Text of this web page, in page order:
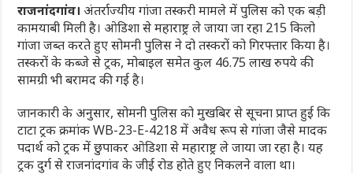
राजनांदगांव। अंतर्राज्यीय गांजा तस्करी मामले में पुलिस को एक बड़ी
कामयाबी मिली है। ओडिशा से महाराष्ट्र ले जाया जा रहा 215 किलो
गांजा जब्त करते हुए सोमनी पुलिस ने दो तस्करों को गिरफ्तार किया है।
तस्करों के कब्जे से ट्रक, मोबाइल समेत कुल 46.75 लाख रुपये की
सामग्री भी बरामद की गई है।
जानकारी के अनुसार, सोमनी पुलिस को मुखबिर से सूचना प्राप्त हुई कि
टाटा ट्रक क्रमांक WB-23-E-4218 में अवैध रूप से गांजा जैसे मादक
पदार्थ को ट्रक में छुपाकर ओडिशा से महाराष्ट्र ले जाया जा रहा है। यह
ट्रक दुर्ग से राजनांदगांव के जीई रोड होते हुए निकलने वाला था।